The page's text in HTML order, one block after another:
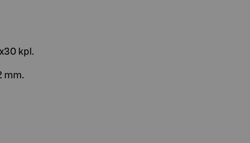
kpl.
mm.